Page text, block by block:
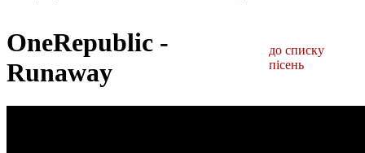
OneRepublic -
Runaway
до списку
пісень